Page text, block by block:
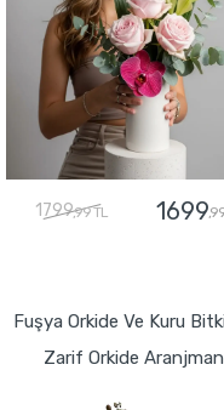
1799,99 TL 1699
Fuşya Orkide Ve Kuru
Zarif Orkide